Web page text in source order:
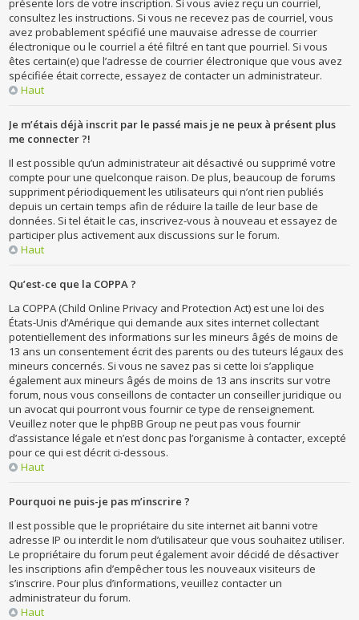
présente lors de votre inscription. Si vous aviez reçu un courriel,
consultez les instructions. Si vous ne recevez pas de courriel, vous
avez probablement spécifié une mauvaise adresse de courrier
électronique ou le courriel a été filtré en tant que pourriel. Si vous
êtes certain(e) que l’adresse de courrier électronique que vous avez
spécifiée était correcte, essayez de contacter un administrateur.
Haut
Je m’étais déjà inscrit par le passé mais je ne peux à présent plus
me connecter ?!
Il est possible qu’un administrateur ait désactivé ou supprimé votre
compte pour une quelconque raison. De plus, beaucoup de forums
suppriment périodiquement les utilisateurs qui n’ont rien publiés
depuis un certain temps afin de réduire la taille de leur base de
données. Si tel était le cas, inscrivez-vous à nouveau et essayez de
participer plus activement aux discussions sur le forum.
Haut
Qu’est-ce que la COPPA ?
La COPPA (Child Online Privacy and Protection Act) est une loi des
États-Unis d’Amérique qui demande aux sites internet collectant
potentiellement des informations sur les mineurs âgés de moins de
13 ans un consentement écrit des parents ou des tuteurs légaux des
mineurs concernés. Si vous ne savez pas si cette loi s’applique
également aux mineurs âgés de moins de 13 ans inscrits sur votre
forum, nous vous conseillons de contacter un conseiller juridique ou
un avocat qui pourront vous fournir ce type de renseignement.
Veuillez noter que le phpBB Group ne peut pas vous fournir
d’assistance légale et n’est donc pas l’organisme à contacter, excepté
pour ce qui est décrit ci-dessous.
Haut
Pourquoi ne puis-je pas m’inscrire ?
Il est possible que le propriétaire du site internet ait banni votre
adresse IP ou interdit le nom d’utilisateur que vous souhaitez utiliser.
Le propriétaire du forum peut également avoir décidé de désactiver
les inscriptions afin d’empêcher tous les nouveaux visiteurs de
s’inscrire. Pour plus d’informations, veuillez contacter un
administrateur du forum.
Haut